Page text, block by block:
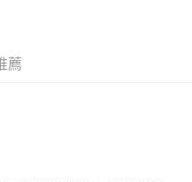
免運費
薦